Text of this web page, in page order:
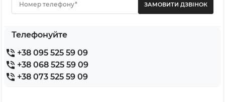
Номер телефону*
Телефонуйте
+38 095 525 59 09
+38 068 525 59 09
+38 073 525 59 09